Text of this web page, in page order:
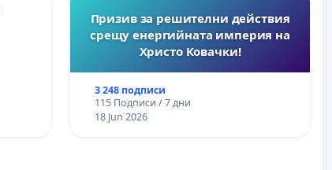
Призив за решителни действия
срещу енергийната империя на
Христо Ковачки!
3 248 подписи
115 Подписи / 7 дни
18 Jun 2026